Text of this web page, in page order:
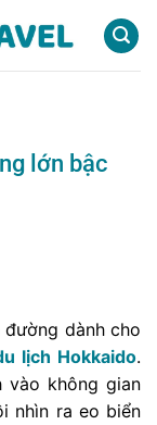
lớn bậc
dành cho
lịch Hokkaido.
vào không gian
nhìn ra eo biển